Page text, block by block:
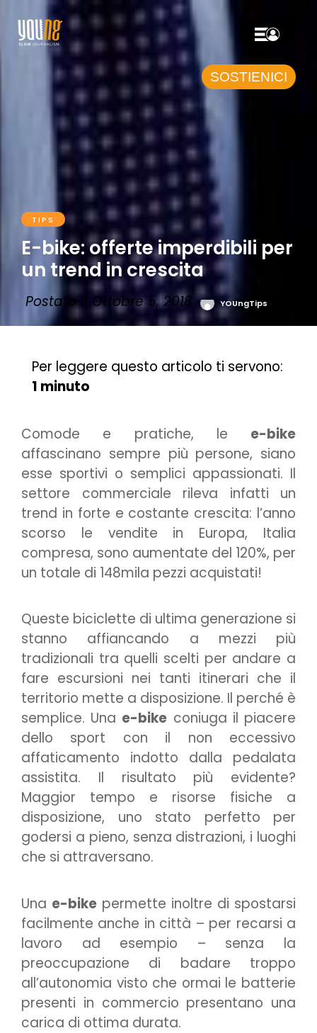
SOSTIENICI
TIPS
E-bike: offerte imperdibili per
un trend in crescita
Postato il Ottobre 5, 2018 YOUngTips
Per leggere questo articolo ti servono:
1 minuto
Comode e pratiche, le e-bike
affascinano sempre più persone, siano
esse sportivi o semplici appassionati. Il
settore commerciale rileva infatti un
trend in forte e costante crescita: l’anno
scorso le vendite in Europa, Italia
compresa, sono aumentate del 120%, per
un totale di 148mila pezzi acquistati!
Queste biciclette di ultima generazione si
stanno affiancando a mezzi più
tradizionali tra quelli scelti per andare a
fare escursioni nei tanti itinerari che il
territorio mette a disposizione. Il perché è
semplice. Una e-bike coniuga il piacere
dello sport con il non eccessivo
affaticamento indotto dalla pedalata
assistita. Il risultato più evidente?
Maggior tempo e risorse fisiche a
disposizione, uno stato perfetto per
godersi a pieno, senza distrazioni, i luoghi
che si attraversano.
Una e-bike permette inoltre di spostarsi
facilmente anche in città – per recarsi a
lavoro ad esempio – senza la
preoccupazione di badare troppo
all’autonomia visto che ormai le batterie
presenti in commercio presentano una
carica di ottima durata.